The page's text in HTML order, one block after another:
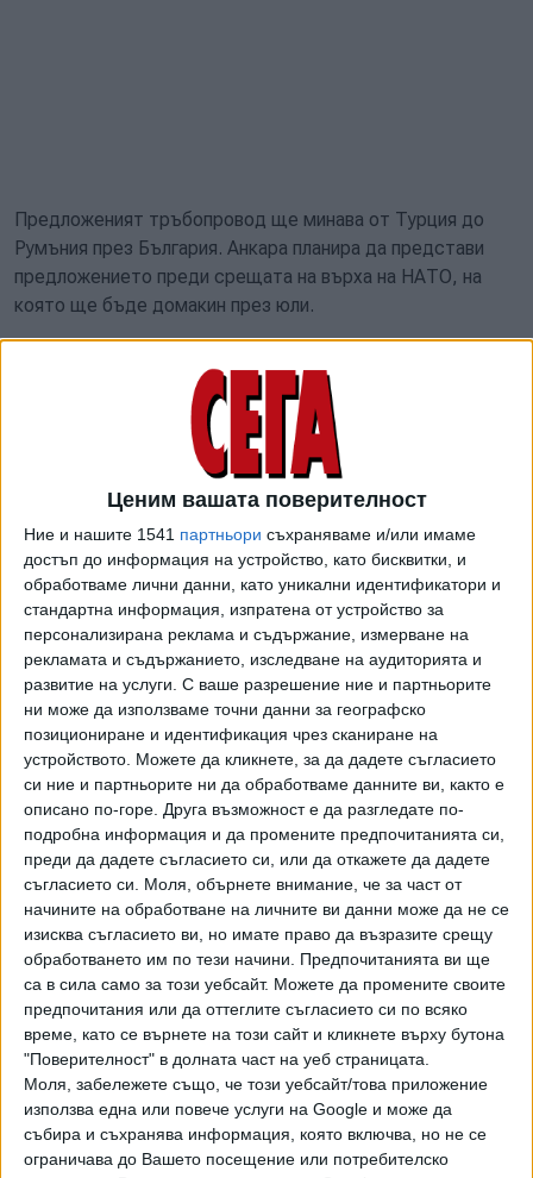
Ценим вашата поверителност
Ние и нашите 1541 партньори съхраняваме и/или имаме
достъп до информация на устройство, като бисквитки, и
обработваме лични данни, като уникални идентификатори и
стандартна информация, изпратена от устройство за
персонализирана реклама и съдържание, измерване на
рекламата и съдържанието, изследване на аудиторията и
развитие на услуги. С ваше разрешение ние и партньорите
ни може да използваме точни данни за географско
позициониране и идентификация чрез сканиране на
устройството. Можете да кликнете, за да дадете съгласието
си ние и партньорите ни да обработваме данните ви, както е
описано по-горе. Друга възможност е да разгледате по-
подробна информация и да промените предпочитанията си,
преди да дадете съгласието си, или да откажете да дадете
съгласието си. Моля, обърнете внимание, че за част от
начините на обработване на личните ви данни може да не се
изисква съгласието ви, но имате право да възразите срещу
обработването им по тези начини. Предпочитанията ви ще
са в сила само за този уебсайт. Можете да промените своите
предпочитания или да оттеглите съгласието си по всяко
време, като се върнете на този сайт и кликнете върху бутона
"Поверителност" в долната част на уеб страницата.
Моля, забележете също, че този уебсайт/това приложение
използва една или повече услуги на Google и може да
събира и съхранява информация, която включва, но не се
ограничава до Вашето посещение или потребителско
Предложеният тръбопровод ще минава от Турция до
Румъния през България. Анкара планира да представи
предложението преди срещата на върха на НАТО, на
която ще бъде домакин през юли.
алтернативните предложения, включително маршрути
през Гърция или западните съседи на Румъния. Тези
алтернативи биха разчитали на морски транспорт, което
ги прави по-уязвими от смущения.
Запрянов пришпори военните
коридори през България
Военният министър Атанас
Запрянов пришпори темата за
бързо прокарване на военни
коридори през България. Той
направи това по време на
своето изказване на форума
„Сигурността в Черно море и
Балканския регион" в Букурещ,
Румъния.
Войната в Украйна и конфликтите в Близкия Изток,
включително прекъсванията на енергийните доставки
заради затварянето на Ормузкия проток, накараха НАТО
да преразгледа инфраструктурата си за доставки на
гориво. Държавите членки търсят надеждна и
рентабилна верига за доставки за източните членове на
алианса.
Турция търси съюзническа подкрепа за предложението,
което може да бъде решено преди или по време на
срещата на върха в Анкара, коментира Bloomberg.
Планираният тръбопровод ще бъде ограничен за военна,
но не и за гражданска употреба.
Европейският съюз и НАТО се споразумяха и за
инфраструктурен проект на стойност 100 млрд. евро,
който ще положи основите на „военна Шенгенска зона"
за ускоряване на движението на войски и оборудване в
цяла Европа, заяви комисарят по транспорта и туризма